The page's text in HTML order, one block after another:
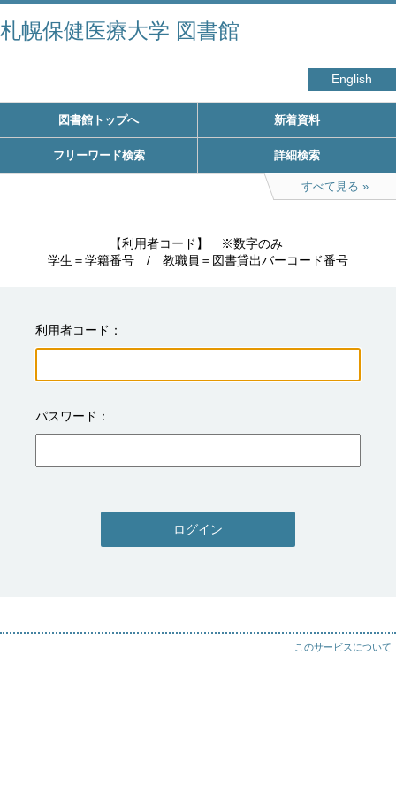
札幌保健医療大学 図書館
English
図書館トップへ 新着資料
フリーワード検索 詳細検索
すべて見る
【利用者コード】　※数字のみ
学生＝学籍番号　/　教職員＝図書貸出バーコード番号
利用者コード
パスワード
ログイン
このサービスについて